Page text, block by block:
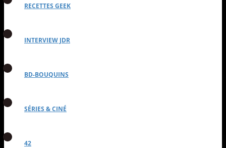
RECETTES GEEK
INTERVIEW JDR
BD-BOUQUINS
SÉRIES & CINÉ
42